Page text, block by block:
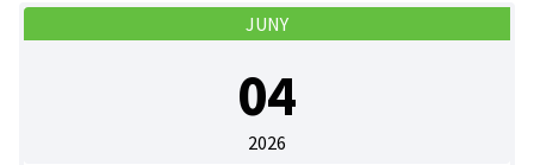
JUNY
04
2026